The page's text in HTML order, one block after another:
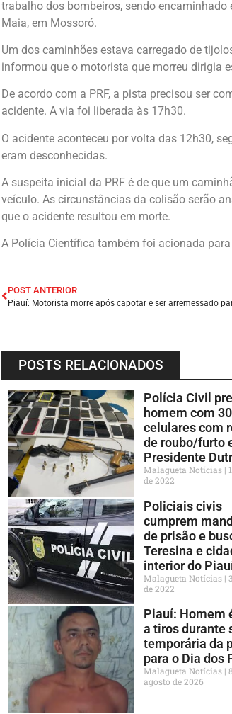
trabalho dos bombeiros, sendo
Maia, em Mossoró.
Um dos caminhões estava carregado de
informou que o motorista que morreu dirigia
De acordo com a PRF, a pista precisou ser
acidente. A via foi liberada às 17h30.
O acidente aconteceu por volta das 12h30,
eram desconhecidas.
A suspeita inicial da PRF é de que um
veículo. As circunstâncias da colisão serão
que o acidente resultou em morte.
A Polícia Científica também foi acionada
POST ANTERIOR
POSTS RELACIONADOS
Polícia Civil
homem com 30
celulares com
de roubo/furto
Presidente
Malagueta Notícias
de 2022
Policiais civis
cumprem
de prisão e
Teresina e
interior do
Malagueta Notícias
de 2022
Piauí: Homem
a tiros durante
temporária da
para o Dia dos
Malagueta Notícias
agosto de 2026